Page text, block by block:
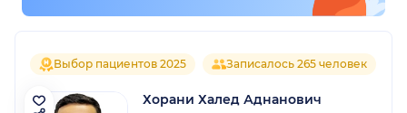
Выбор пациентов 2025 Записалось 265 человек
Хорани Халед Аднанович